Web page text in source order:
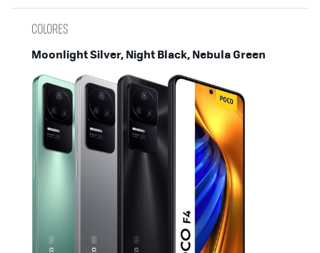
COLORES
Moonlight Silver, Night Black, Nebula Green